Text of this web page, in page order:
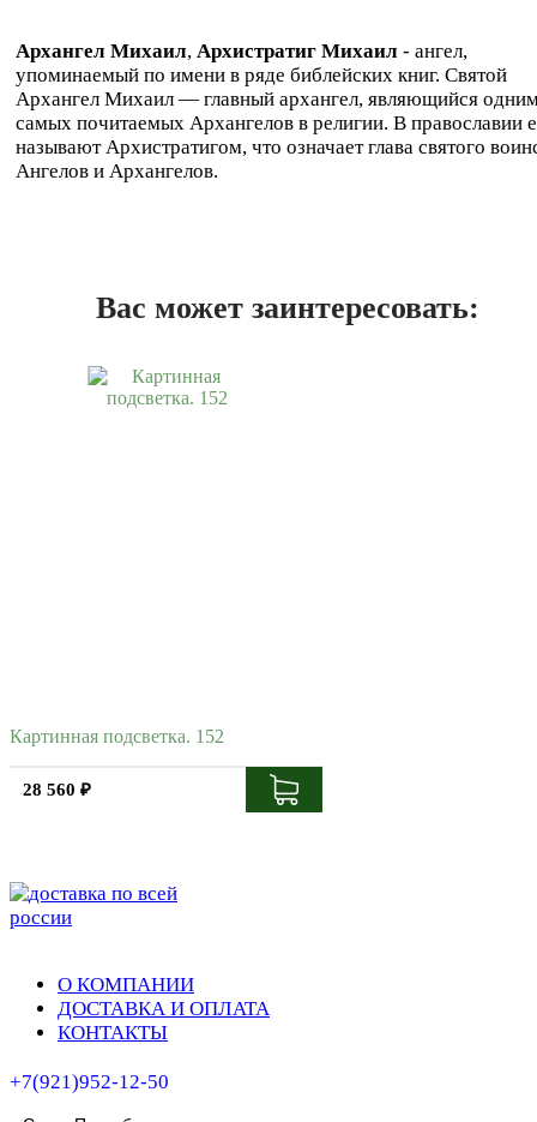
Архангел Михаил, Архистратиг Михаил - ангел,
упоминаемый по имени в ряде библейских книг. Святой
Архангел Михаил — главный архангел, являющийся
самых почитаемых Архангелов в религии. В православии
называют Архистратигом, что означает глава святого
Ангелов и Архангелов.
Вас может заинтересовать:
Картинная подсветка. 152
28 560 ₽
О КОМПАНИИ
ДОСТАВКА И ОПЛАТА
КОНТАКТЫ
+7(921)952-12-50